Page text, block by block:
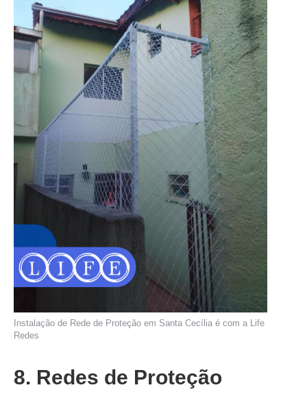
Instalação de Rede de Proteção em Santa Cecília é com a Life
Redes
8. Redes de Proteção